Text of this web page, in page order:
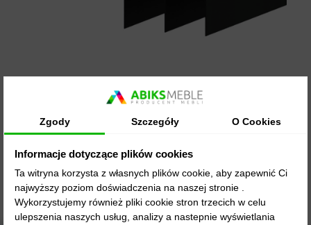
Zgody Szczegóły O Cookies
Informacje dotyczące plików cookies
Ta witryna korzysta z własnych plików cookie, aby zapewnić Ci
najwyższy poziom doświadczenia na naszej stronie .
Wykorzystujemy również pliki cookie stron trzecich w celu
ulepszenia naszych usług, analizy a nastepnie wyświetlania